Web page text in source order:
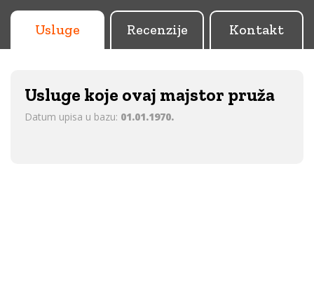
Usluge Recenzije Kontakt
Usluge koje ovaj majstor pruža
Datum upisa u bazu: 01.01.1970.